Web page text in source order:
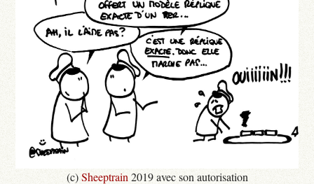
(c)Sheeptrain 2019 avec son autorisation